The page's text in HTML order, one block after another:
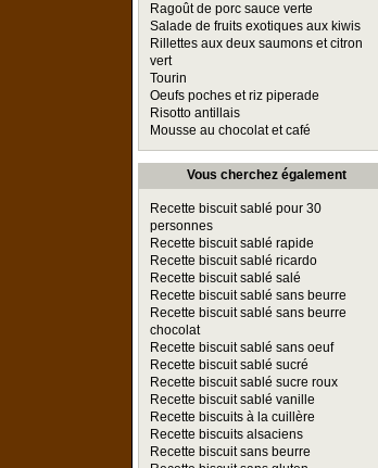
Ragoût de porc sauce verte
Salade de fruits exotiques aux kiwis
Rillettes aux deux saumons et citron
vert
Tourin
Oeufs poches et riz piperade
Risotto antillais
Mousse au chocolat et café
Vous cherchez également
Recette biscuit sablé pour 30
personnes
Recette biscuit sablé rapide
Recette biscuit sablé ricardo
Recette biscuit sablé salé
Recette biscuit sablé sans beurre
Recette biscuit sablé sans beurre
chocolat
Recette biscuit sablé sans oeuf
Recette biscuit sablé sucré
Recette biscuit sablé sucre roux
Recette biscuit sablé vanille
Recette biscuits à la cuillère
Recette biscuits alsaciens
Recette biscuit sans beurre